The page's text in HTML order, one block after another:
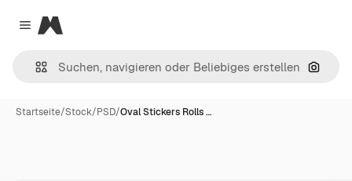
Close menu
Magnific
Nach
Startseite/Stock/PSD/Oval Stickers Rolls …